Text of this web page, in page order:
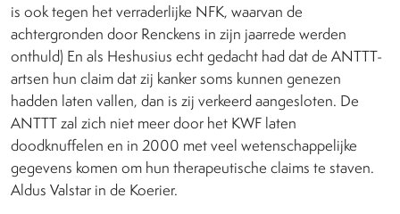
is ook tegen het verraderlijke NFK, waarvan de
achtergronden door Renckens in zijn jaarrede werden
onthuld) En als Heshusius echt gedacht had dat de ANTTT-
artsen hun claim dat zij kanker soms kunnen genezen
hadden laten vallen, dan is zij verkeerd aangesloten. De
ANTTT zal zich niet meer door het KWF laten
doodknuffelen en in 2000 met veel wetenschappelijke
gegevens komen om hun therapeutische claims te staven.
Aldus Valstar in de Koerier.